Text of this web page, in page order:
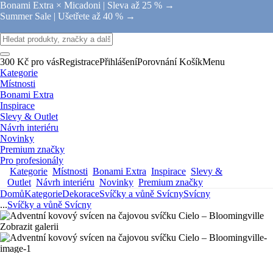
Bonami Extra × Micadoni | Sleva až 25 % →
Summer Sale | Ušetřete až 40 % →
300 Kč pro vásRegistracePřihlášeníPorovnání KošíkMenu
Kategorie
Místnosti
Bonami Extra
Inspirace
Slevy & Outlet
Návrh interiéru
Novinky
Premium značky
Pro profesionály
Kategorie Místnosti Bonami Extra Inspirace Slevy &
Outlet Návrh interiéru Novinky Premium značky
DomůKategorieDekoraceSvíčky a vůně SvícnySvícny
...Svíčky a vůně Svícny
Zobrazit galerii